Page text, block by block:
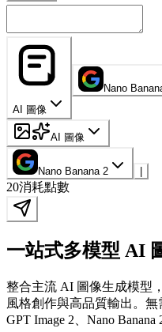
AI 圖像
Nano
AI 圖像
Nano Banana 2
20消耗點數
一站式多模型 AI
整合主流 AI 圖像生成模型
風格創作與高品質輸出。
GPT Image 2、Nano Banana